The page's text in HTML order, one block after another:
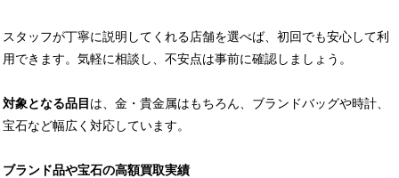
スタッフが丁寧に説明してくれる店舗を選べば、初回でも安心して利
用できます。気軽に相談し、不安点は事前に確認しましょう。
対象となる品目 は、金・貴金属はもちろん、ブランドバッグや時計、
宝石など幅広く対応しています。
ブランド品や宝石の高額買取実績